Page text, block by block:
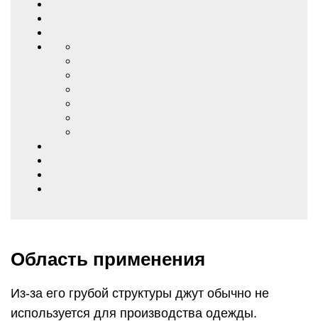
Область применения
Из-за его грубой структуры джут обычно не
используется для производства одежды.